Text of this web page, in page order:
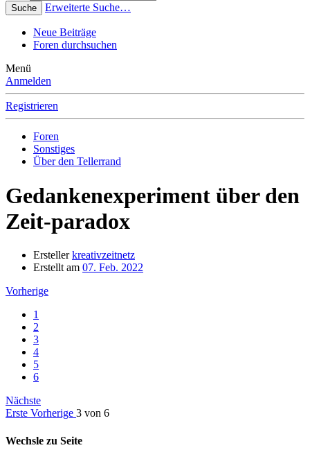
Suche Erweiterte Suche…
Neue Beiträge
Foren durchsuchen
Menü
Anmelden
Registrieren
Foren
Sonstiges
Über den Tellerrand
Gedankenexperiment über den
Zeit-paradox
Ersteller kreativzeitnetz
Erstellt am 07. Feb. 2022
Vorherige
1
2
3
4
5
6
Nächste
Erste Vorherige 3 von 6
Wechsle zu Seite